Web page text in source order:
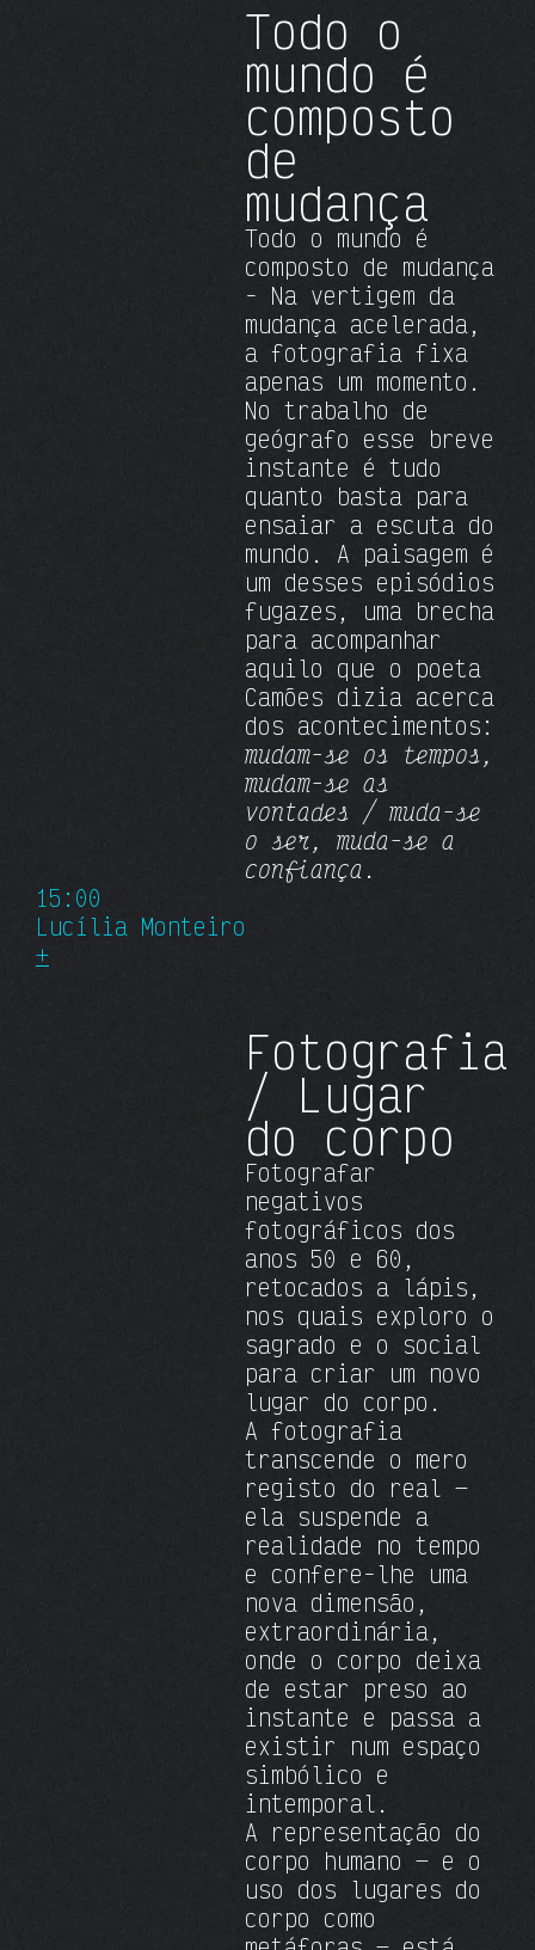
Todo o
mundo é
composto
de
mudança
Todo o mundo é
composto de mudança
- Na vertigem da
mudança acelerada,
a fotografia fixa
apenas um momento.
No trabalho de
geógrafo esse breve
instante é tudo
quanto basta para
ensaiar a escuta do
mundo. A paisagem é
um desses episódios
fugazes, uma brecha
para acompanhar
aquilo que o poeta
Camões dizia acerca
dos acontecimentos:
mudam-se os tempos,
mudam-se as
vontades / muda-se
o ser, muda-se a
confiança .
15:00
Lucília Monteiro
+
Fotografia
/ Lugar
do corpo
Fotografar
negativos
fotográficos dos
anos 50 e 60,
retocados a lápis,
nos quais exploro o
sagrado e o social
para criar um novo
lugar do corpo.
A fotografia
transcende o mero
registo do real —
ela suspende a
realidade no tempo
e confere-lhe uma
nova dimensão,
extraordinária,
onde o corpo deixa
de estar preso ao
instante e passa a
existir num espaço
simbólico e
intemporal.
A representação do
corpo humano — e o
uso dos lugares do
corpo como